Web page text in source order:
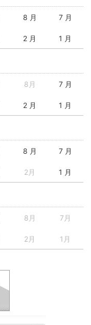
8 月 7 月
2 月 1 月
8月 7 月
2 月 1 月
8 月 7 月
2月 1 月
8月 7月
2月 1月